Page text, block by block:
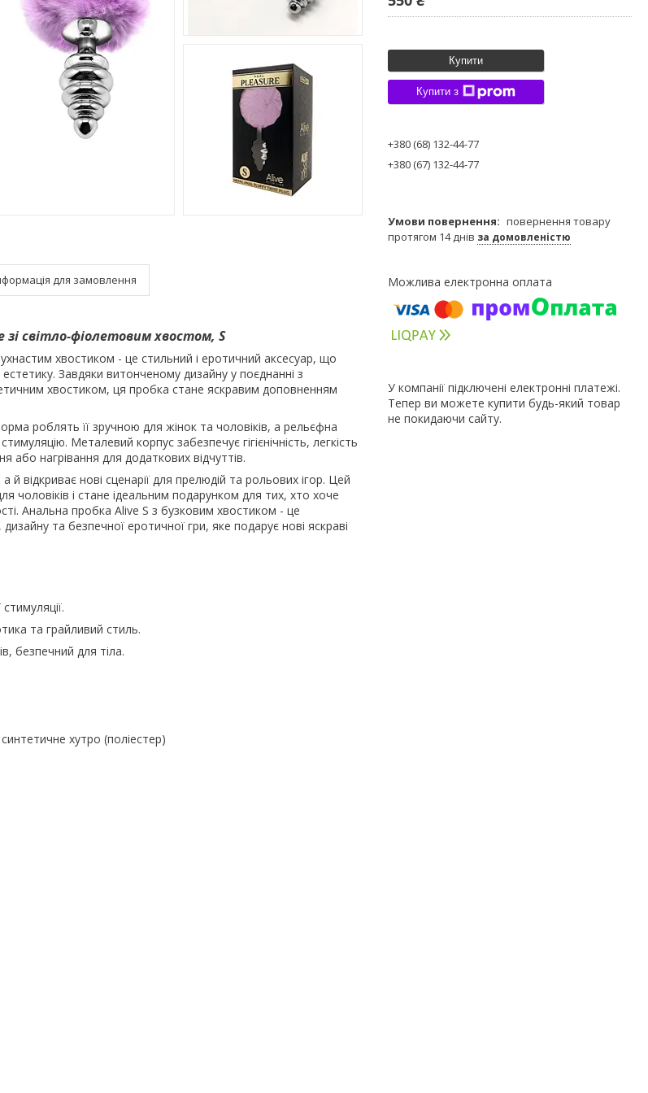
для замовлення
світло-фіолетовим хвостом, S
хвостиком - це стильний і еротичний аксесуар, що
Завдяки витонченому дизайну у поєднанні з
хвостиком, ця пробка стане яскравим доповненням
роблять її зручною для жінок та чоловіків, а рельєфна
Металевий корпус забезпечує гігієнічність, легкість
або нагрівання для додаткових відчуттів.
й відкриває нові сценарії для прелюдій та рольових ігор. Цей
чоловіків і стане ідеальним подарунком для тих, хто хоче
Анальна пробка Alive S з бузковим хвостиком - це
та безпечної еротичної гри, яке подарує нові яскраві
та грайливий стиль.
безпечний для тіла.
хутро (поліестер)
Купити
Купити з
+380 (68) 132-44-77
+380 (67) 132-44-77
повернення товару
протягом 14 днів за домовленістю
У компанії підключені електронні платежі.
Тепер ви можете купити будь-який товар
не покидаючи сайту.